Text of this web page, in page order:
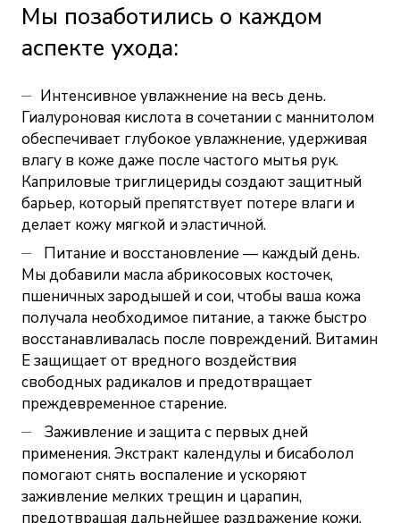
Мы позаботились о каждом
аспекте ухода:
Интенсивное увлажнение на весь день.
Гиалуроновая кислота в сочетании с маннитолом
обеспечивает глубокое увлажнение, удерживая
влагу в коже даже после частого мытья рук.
Каприловые триглицериды создают защитный
барьер, который препятствует потере влаги и
делает кожу мягкой и эластичной.
Питание и восстановление — каждый день.
Мы добавили масла абрикосовых косточек,
пшеничных зародышей и сои, чтобы ваша кожа
получала необходимое питание, а также быстро
восстанавливалась после повреждений. Витамин
Е защищает от вредного воздействия
свободных радикалов и предотвращает
преждевременное старение.
Заживление и защита с первых дней
применения. Экстракт календулы и бисаболол
помогают снять воспаление и ускоряют
заживление мелких трещин и царапин,
предотвращая дальнейшее раздражение кожи.